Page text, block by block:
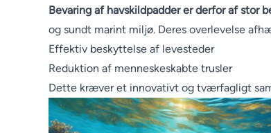
Bevaring af havskildpadder er derfor af stor
og sundt marint miljø. Deres overlevelse
Effektiv beskyttelse af levesteder
Reduktion af menneskeskabte trusler
Dette kræver et innovativt og tværfagligt